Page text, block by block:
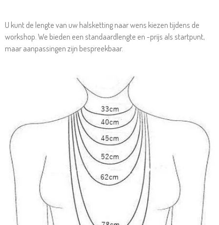
U kunt de lengte van uw halsketting naar wens kiezen tijdens de
workshop. We bieden een standaardlengte en -prijs als startpunt,
maar aanpassingen zijn bespreekbaar.